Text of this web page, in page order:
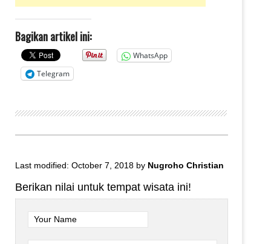
Bagikan artikel ini:
WhatsApp
Telegram
Last modified: October 7, 2018 by Nugroho Christian
Berikan nilai untuk tempat wisata ini!
Your Name